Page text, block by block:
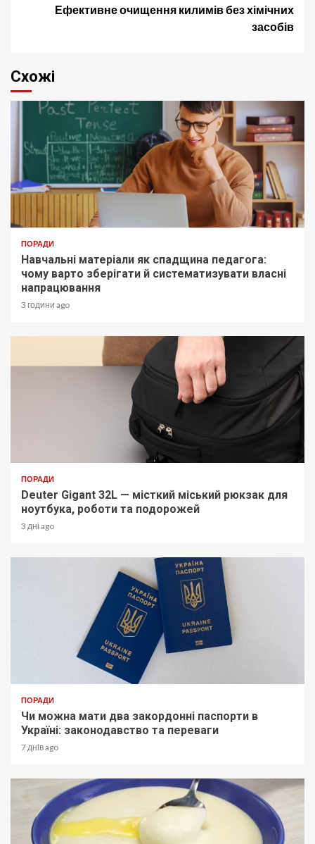
Ефективне очищення килимів без хімічних
засобів
Схожі
ПОРАДИ
Навчальні матеріали як спадщина педагога:
чому варто зберігати й систематизувати власні
напрацювання
3 години ago
ПОРАДИ
Deuter Gigant 32L — місткий міський рюкзак для
ноутбука, роботи та подорожей
3 дні ago
ПОРАДИ
Чи можна мати два закордонні паспорти в
Україні: законодавство та переваги
7 днів ago